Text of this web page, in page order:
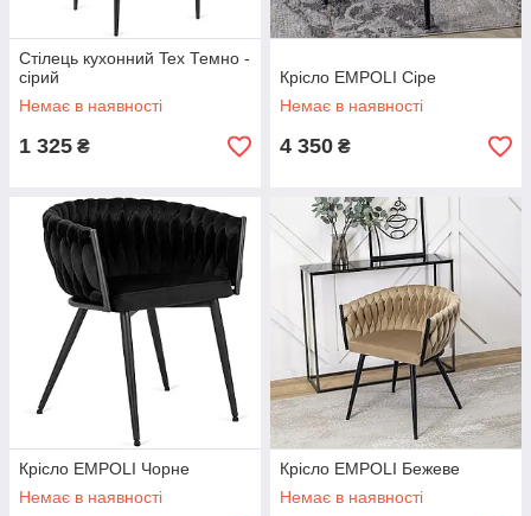
Стілець кухонний Tex Темно -
сірий
Немає в наявності
1 325 ₴
Крісло EMPOLI Сіре
Немає в наявності
4 350 ₴
Крісло EMPOLI Чорне
Немає в наявності
Крісло EMPOLI Бежеве
Немає в наявності